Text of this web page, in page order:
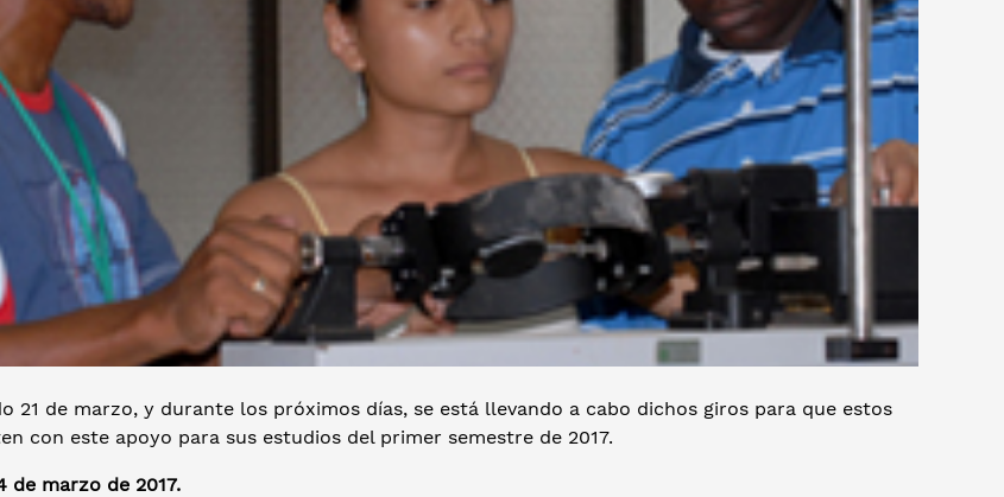
21 de marzo, y durante los próximos días, se está llevando a cabo dichos giros para que estos
con este apoyo para sus estudios del primer semestre de 2017.
de marzo de 2017.